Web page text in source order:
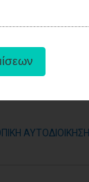
ΑΥΤΟΔΙΟΙΚΗΣΗ